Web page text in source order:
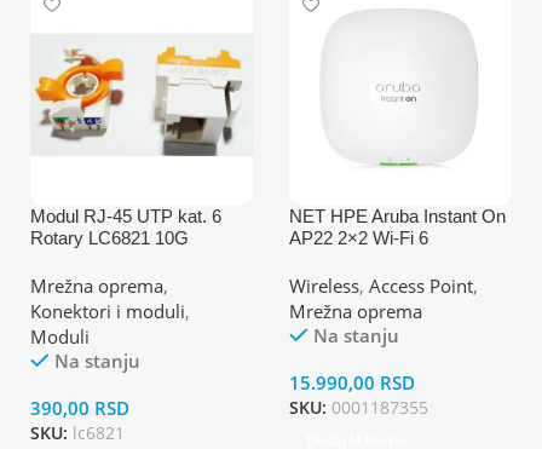
Modul RJ-45 UTP kat. 6
Rotary LC6821 10G
Mrežna oprema,
Konektori i moduli,
Moduli
Na stanju
390,00 RSD
SKU: lc6821
NET HPE Aruba Instant On
AP22 2×2 Wi-Fi 6
Wireless, Access Point,
Mrežna oprema
Na stanju
15.990,00 RSD
SKU: 0001187355